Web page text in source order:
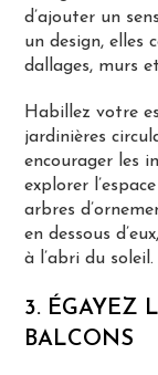
d’ajouter un
un design, elles
dallages, murs
Habillez votre
jardinières
encourager les
explorer
arbres
en dessous
à l’abri du soleil.
3. ÉGAYEZ
BALCONS